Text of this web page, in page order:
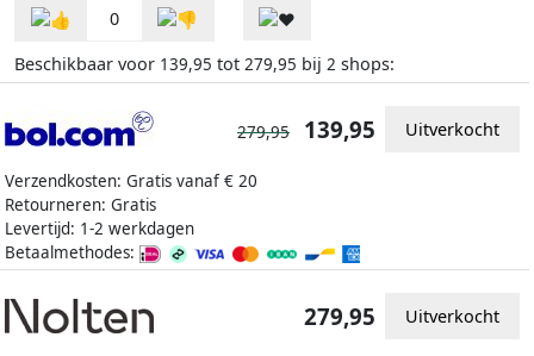
0
Beschikbaar voor 139,95 tot 279,95 bij 2 shops:
Verzendkosten: Gratis vanaf € 20
Retourneren: Gratis
Levertijd: 1-2 werkdagen
Betaalmethodes:
279,95 139,95 Uitverkocht
279,95 Uitverkocht